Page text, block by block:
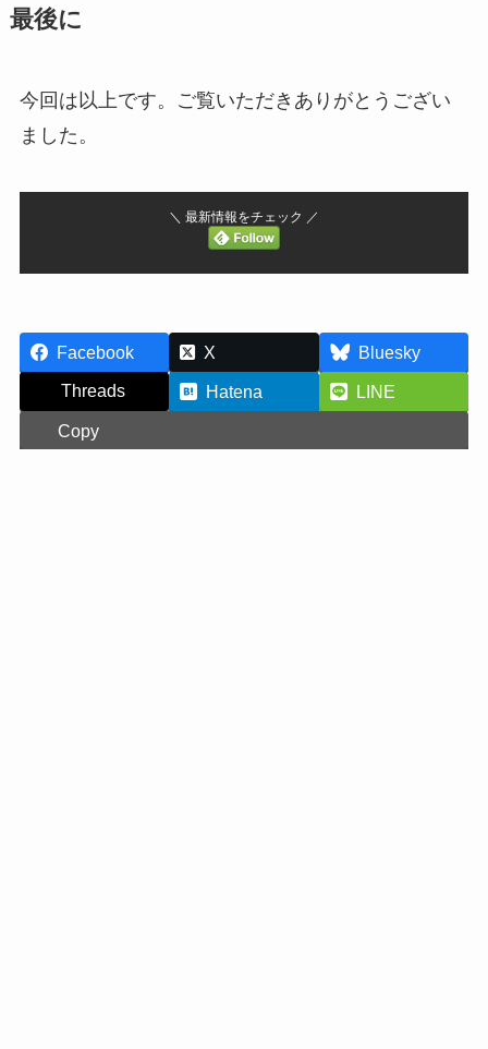
最後に
今回は以上です。ご覧いただきありがとうござい
ました。
＼ 最新情報をチェック ／
Facebook X
Bluesky
Threads
Hatena
LINE
Copy